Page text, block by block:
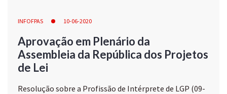
INFOFPAS 10-06-2020
Aprovação em Plenário da
Assembleia da República dos Projetos
de Lei
Resolução sobre a Profissão de Intérprete de LGP (09-